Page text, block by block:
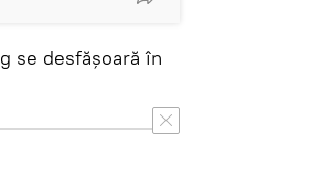
se desfășoară în